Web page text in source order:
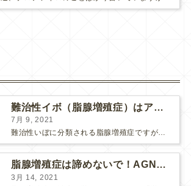
難治性イボ（脂腺増殖症）はアグネスAGNESが効果的です！
7月 9, 2021
難治性いぼに分類される脂腺増殖症ですが、脂腺増殖症はAGNESアグネスにとても良く反応して、きれいに治すことができます。 ↑ 脂腺増殖症をアグネスAGNESで３回治療した1ヶ月後の写真です。...
脂腺増殖症は諦めないで！AGNESアグネス治療でツルツル肌に！
3月 14, 2021